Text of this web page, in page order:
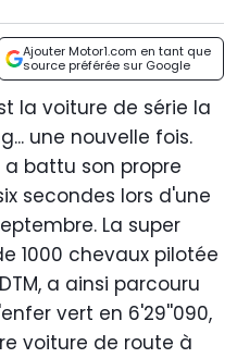
Ajouter Motor1.com en tant que
source préférée sur Google
la voiture de série la
une nouvelle fois.
battu son propre
secondes lors d'une
La super
1000 chevaux pilotée
a ainsi parcouru
vert en 6'29''090,
voiture de route à